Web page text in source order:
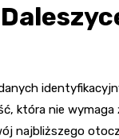
która nie
najbliższego